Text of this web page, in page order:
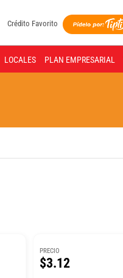
Crédito Favorito
LOCALES PLAN EMPRESARIAL
PRECIO
$3.12